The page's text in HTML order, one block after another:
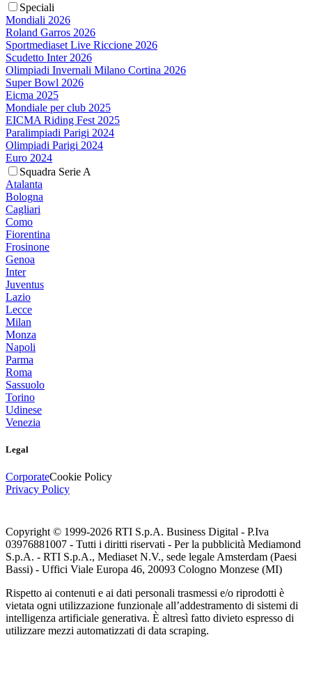
Speciali
Mondiali 2026
Roland Garros 2026
Sportmediaset Live Riccione 2026
Scudetto Inter 2026
Olimpiadi Invernali Milano Cortina 2026
Super Bowl 2026
Eicma 2025
Mondiale per club 2025
EICMA Riding Fest 2025
Paralimpiadi Parigi 2024
Olimpiadi Parigi 2024
Euro 2024
Squadra Serie A
Atalanta
Bologna
Cagliari
Como
Fiorentina
Frosinone
Genoa
Inter
Juventus
Lazio
Lecce
Milan
Monza
Napoli
Parma
Roma
Sassuolo
Torino
Udinese
Venezia
Legal
CorporateCookie Policy
Privacy Policy
Copyright © 1999-2026 RTI S.p.A. Business Digital - P.Iva
03976881007 - Tutti i diritti riservati - Per la pubblicità Mediamond
S.p.A. - RTI S.p.A., Mediaset N.V., sede legale Amsterdam (Paesi
Bassi) - Uffici Viale Europa 46, 20093 Cologno Monzese (MI)
Rispetto ai contenuti e ai dati personali trasmessi e/o riprodotti è
vietata ogni utilizzazione funzionale all’addestramento di sistemi di
intelligenza artificiale generativa. È altresì fatto divieto espresso di
utilizzare mezzi automatizzati di data scraping.